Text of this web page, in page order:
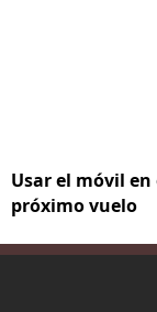
Usar el móvil
próximo vuelo